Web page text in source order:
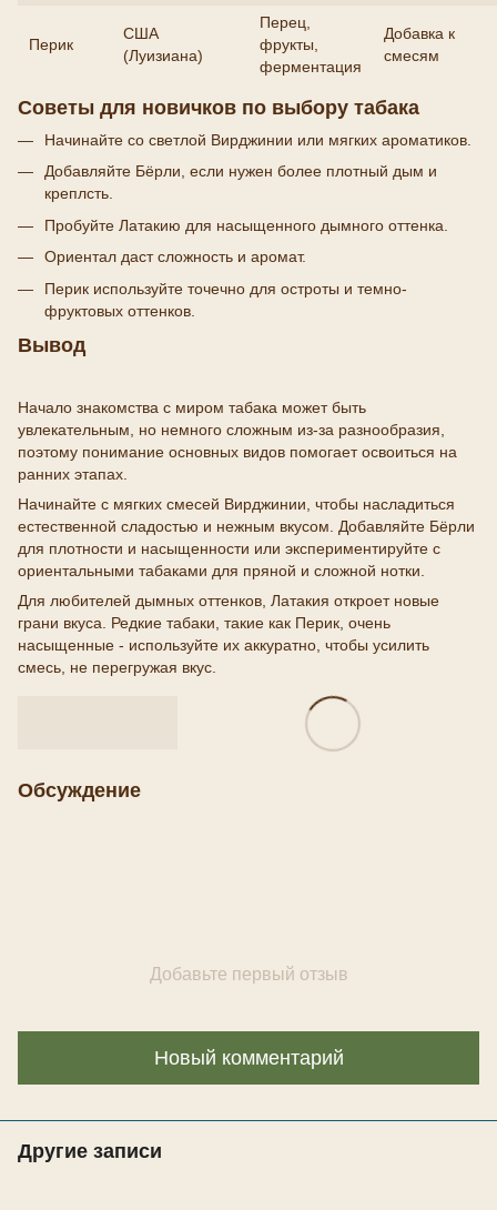
Перик
США
(Луизиана)
Перец,
фрукты,
ферментация
Добавка к
смесям
Советы для новичков по выбору табака
Начинайте со светлой Вирджинии или мягких ароматиков.
Добавляйте Бёрли, если нужен более плотный дым и
креплсть.
Пробуйте Латакию для насыщенного дымного оттенка.
Ориентал даст сложность и аромат.
Перик используйте точечно для остроты и темно-
фруктовых оттенков.
Вывод
Начало знакомства с миром табака может быть
увлекательным, но немного сложным из-за разнообразия,
поэтому понимание основных видов помогает освоиться на
ранних этапах.
Начинайте с мягких смесей Вирджинии, чтобы насладиться
естественной сладостью и нежным вкусом. Добавляйте Бёрли
для плотности и насыщенности или экспериментируйте с
ориентальными табаками для пряной и сложной нотки.
Для любителей дымных оттенков, Латакия откроет новые
грани вкуса. Редкие табаки, такие как Перик, очень
насыщенные - используйте их аккуратно, чтобы усилить
смесь, не перегружая вкус.
Обсуждение
Добавьте первый отзыв
Новый комментарий
Другие записи